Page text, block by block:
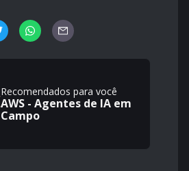
Recomendados para você
AWS - Agentes de IA em
Campo